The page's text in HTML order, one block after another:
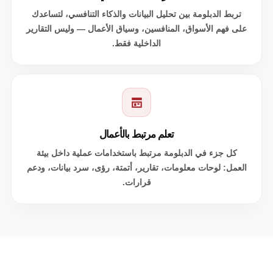
تربط الدبلومة بين تحليل البيانات والذكاء التنافسي، لتساعدك
على فهم الأسواق، المنافسين، وسياق الأعمال — وليس التقارير
الداخلية فقط.
تعلم مرتبط بالأعمال
كل جزء في الدبلومة مرتبط باستخدامات عملية داخل بيئة
العمل: لوحات معلومات، تقارير، أتمتة، رؤى، سرد بيانات، ودعم
قرارات.